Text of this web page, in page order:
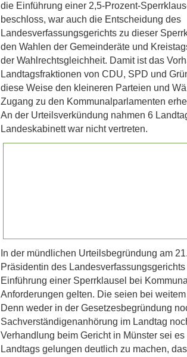
die Einführung einer 2,5-Prozent-
beschloss, war auch die Entscheidung des
Landesverfassungsgerichts zu dieser
den Wahlen der Gemeinderäte und
der Wahlrechtsgleichheit. Damit ist das
Landtagsfraktionen von CDU, SPD und
diese Weise den kleineren Parteien und
Zugang zu den Kommunalparlamenten
An der Urteilsverkündung nahmen 6
Landeskabinett war nicht vertreten.
In der mündlichen Urteilsbegründung am
Präsidentin des
Einführung einer Sperrklausel bei
Anforderungen gelten. Die seien bei
Denn weder in der Gesetzesbegründung
Sachverständigenanhörung im Landtag
Verhandlung beim Gericht in Münster sei
Landtags gelungen deutlich zu machen,